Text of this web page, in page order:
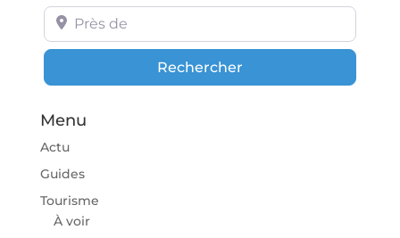
Près de
RechercherRechercher
Menu
Actu
Guides
Tourisme
À voir